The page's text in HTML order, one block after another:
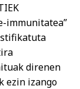
immunitatea”
direnen
ezin izango